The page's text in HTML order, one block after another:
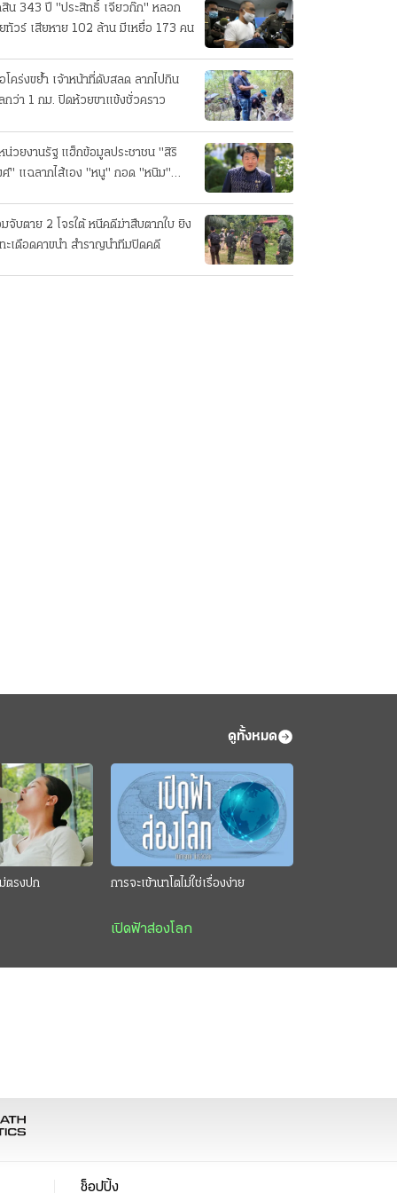
น 343 ปี "ประสิทธิ์ เจียวก๊ก" หลอก
ทัวร์ เสียหาย 102 ล้าน มีเหยื่อ 173 คน
โคร่งขย้ำ เจ้าหน้าที่ดับสลด ลากไปกิน
กว่า 1 กม. ปิดห้วยขาแข้งชั่วคราว
น่วยงานรัฐ แฮ็กข้อมูลประชาชน "สิริ
" แฉลากไส้เอง "หนู" กอด "หนิม"
จับตาย 2 โจรใต้ หนีคดีฆ่าสืบตากใบ ยิง
ะเดือดคาขนำ สำราญนำทีมปิดคดี
ดูทั้งหมด
ตรงปก การจะเข้านาโตไม่ใช่เรื่องง่าย
เปิดฟ้าส่องโลก
ช็อปปิ้ง